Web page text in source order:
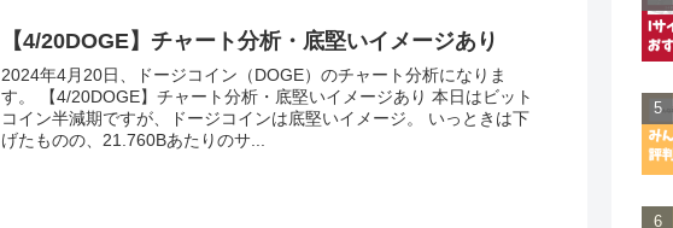
【4/20DOGE】チャート分析・底堅いイメージあり
2024年4月20日、ドージコイン（DOGE）のチャート分析になりま
す。 【4/20DOGE】チャート分析・底堅いイメージあり 本日はビット
コイン半減期ですが、ドージコインは底堅いイメージ。 いっときは下
げたものの、21.760Bあたりのサ...